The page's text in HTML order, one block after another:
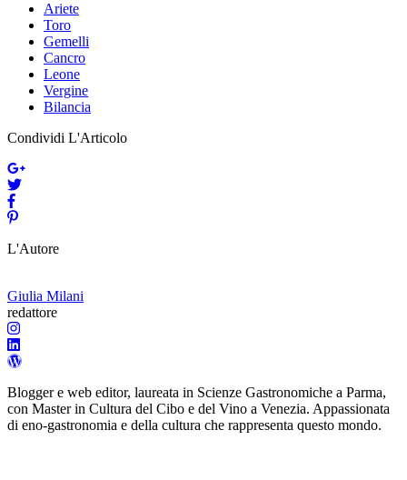
Ariete
Toro
Gemelli
Cancro
Leone
Vergine
Bilancia
Condividi L'Articolo
L'Autore
Giulia Milani
redattore
Blogger e web editor, laureata in Scienze Gastronomiche a Parma,
con Master in Cultura del Cibo e del Vino a Venezia. Appassionata
di eno-gastronomia e della cultura che rappresenta questo mondo.